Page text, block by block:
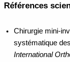
Références
Chirurgie mini-
systématique
International